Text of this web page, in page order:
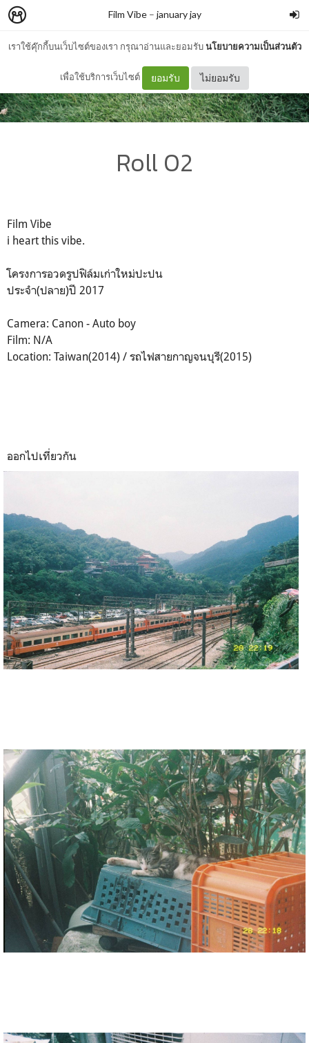
เราใช้คุ๊กกี้บนเว็บไซต์ของเรา กรุณาอ่านและยอมรับนโยบายความเป็นส่วนตัว
เพื่อใช้บริการเว็บไซต์ ยอมรับ ไม่ยอมรับ
Film Vibe– january jay
Roll 02
Film Vibe
i heart this vibe.
โครงการอวดรูปฟิล์มเก่าใหม่ปะปน
ประจำ(ปลาย)ปี 2017
Camera: Canon - Auto boy
Film: N/A
Location: Taiwan(2014) / รถไฟสายกาญจนบุรี(2015)
ออกไปเที่ยวกัน